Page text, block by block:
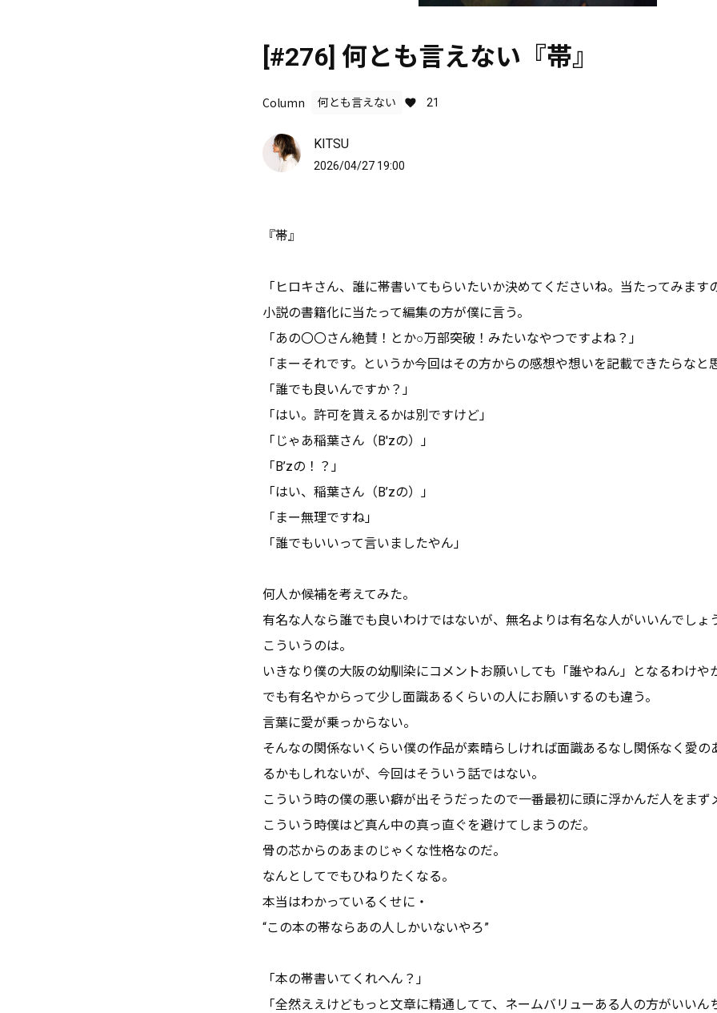
[#276] 何とも言えない『帯』
Column 何とも言えない 21
KITSU
2026/04/27 19:00
『帯』
「ヒロキさん、誰に帯書いてもらいたいか決めてくださいね。当たってみます
小説の書籍化に当たって編集の方が僕に言う。
「あの〇〇さん絶賛！とか○万部突破！みたいなやつですよね？」
「まーそれです。というか今回はその方からの感想や想いを記載できたらなと
「誰でも良いんですか？」
「はい。許可を貰えるかは別ですけど」
「じゃあ稲葉さん（B'zの）」
「B’zの！？」
「はい、稲葉さん（B’zの）」
「まー無理ですね」
「誰でもいいって言いましたやん」
何人か候補を考えてみた。
有名な人なら誰でも良いわけではないが、無名よりは有名な人がいいんでしょ
こういうのは。
いきなり僕の大阪の幼馴染にコメントお願いしても「誰やねん」となるわけや
でも有名やからって少し面識あるくらいの人にお願いするのも違う。
言葉に愛が乗っからない。
そんなの関係ないくらい僕の作品が素晴らしければ面識あるなし関係なく愛の
るかもしれないが、今回はそういう話ではない。
こういう時の僕の悪い癖が出そうだったので一番最初に頭に浮かんだ人をまず
こういう時僕はど真ん中の真っ直ぐを避けてしまうのだ。
骨の芯からのあまのじゃくな性格なのだ。
なんとしてでもひねりたくなる。
本当はわかっているくせに・
“この本の帯ならあの人しかいないやろ”
「本の帯書いてくれへん？」
「全然ええけどもっと文章に精通してて、ネームバリューある人の方がいいん